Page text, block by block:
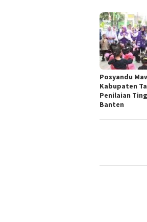
Posyandu
Kabupaten
Penilaian
Banten